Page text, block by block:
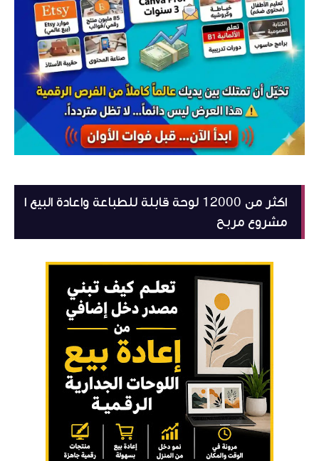
اكثر من 12000 لوحة قابلة للطباعة واعادة البيع ا
مشروع مربح